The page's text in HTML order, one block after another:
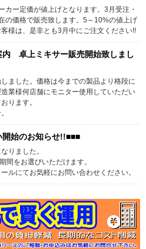
カー定価が値上げとなります。3月受注・
の価格で販売致します。5～10%の値上げ
様は、是非とも3月中にご注文ください!!
内 卓上ミキサー販売開始致しまし
ました。価格は今までの製品より格段に
業様何店舗にモニター使用していただい
ります。
開始のお知らせ!!■■■
りました。
間をお選びいただけます。
ルにてお気軽にお問い合わせください。